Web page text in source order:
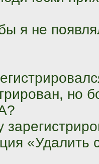
я не
но
«Удалить